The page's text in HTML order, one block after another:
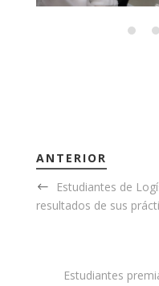
ANTERIOR
Estudiantes de
resultados de sus
Estudiantes